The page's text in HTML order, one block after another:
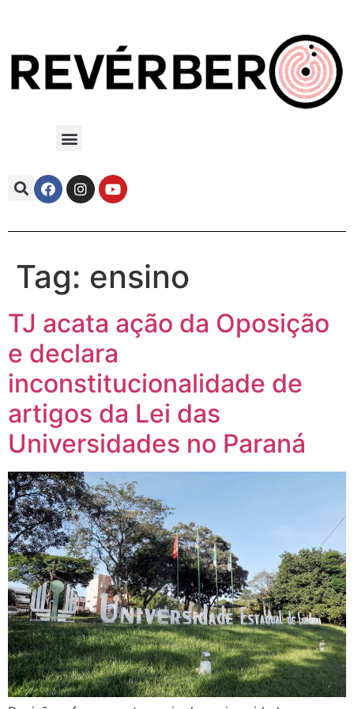
Tag: ensino
TJ acata ação da Oposição
e declara
inconstitucionalidade de
artigos da Lei das
Universidades no Paraná